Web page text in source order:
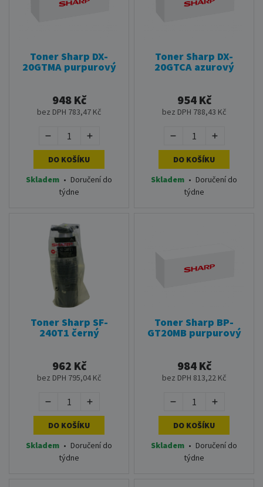
Toner Sharp DX-
20GTMA purpurový
948 Kč
bez DPH 783,47 Kč
DO KOŠÍKU
Skladem • Doručení do
týdne
Toner Sharp DX-
20GTCA azurový
954 Kč
bez DPH 788,43 Kč
DO KOŠÍKU
Skladem • Doručení do
týdne
Toner Sharp SF-
240T1 černý
962 Kč
bez DPH 795,04 Kč
DO KOŠÍKU
Skladem • Doručení do
týdne
Toner Sharp BP-
GT20MB purpurový
984 Kč
bez DPH 813,22 Kč
DO KOŠÍKU
Skladem • Doručení do
týdne